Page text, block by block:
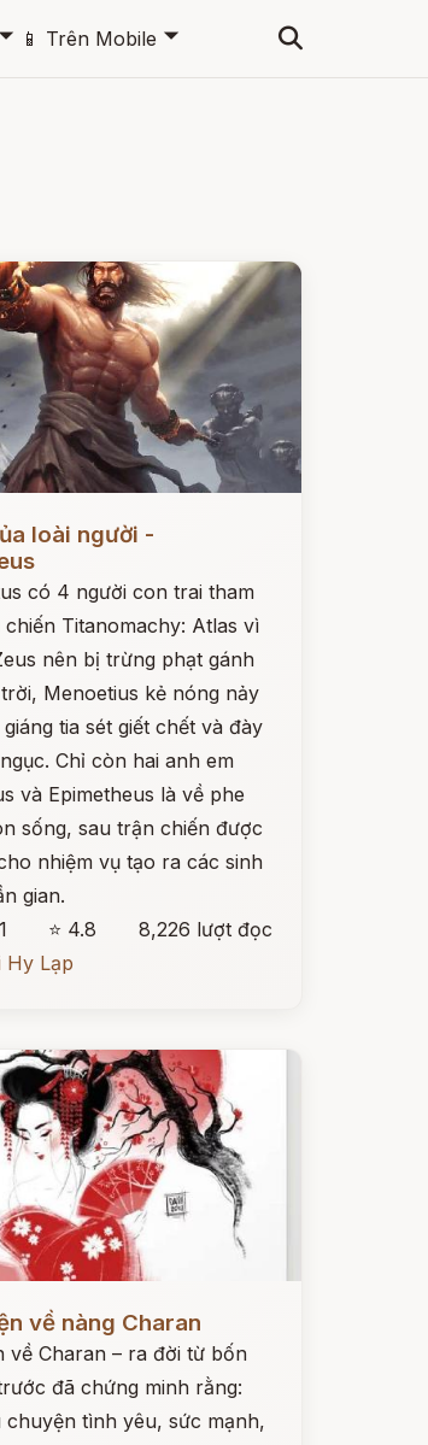
🞃 📱 Trên Mobile 🞃
loài người -
có 4 người con trai tham
chiến Titanomachy: Atlas vì
nên bị trừng phạt gánh
Menoetius kẻ nóng nảy
tia sét giết chết và đày
Chỉ còn hai anh em
và Epimetheus là về phe
sống, sau trận chiến được
nhiệm vụ tạo ra các sinh
gian.
⭐ 4.8
8,226 lượt đọc
Hy Lạp
về nàng Charan
về Charan – ra đời từ bốn
đã chứng minh rằng:
chuyện tình yêu, sức mạnh,